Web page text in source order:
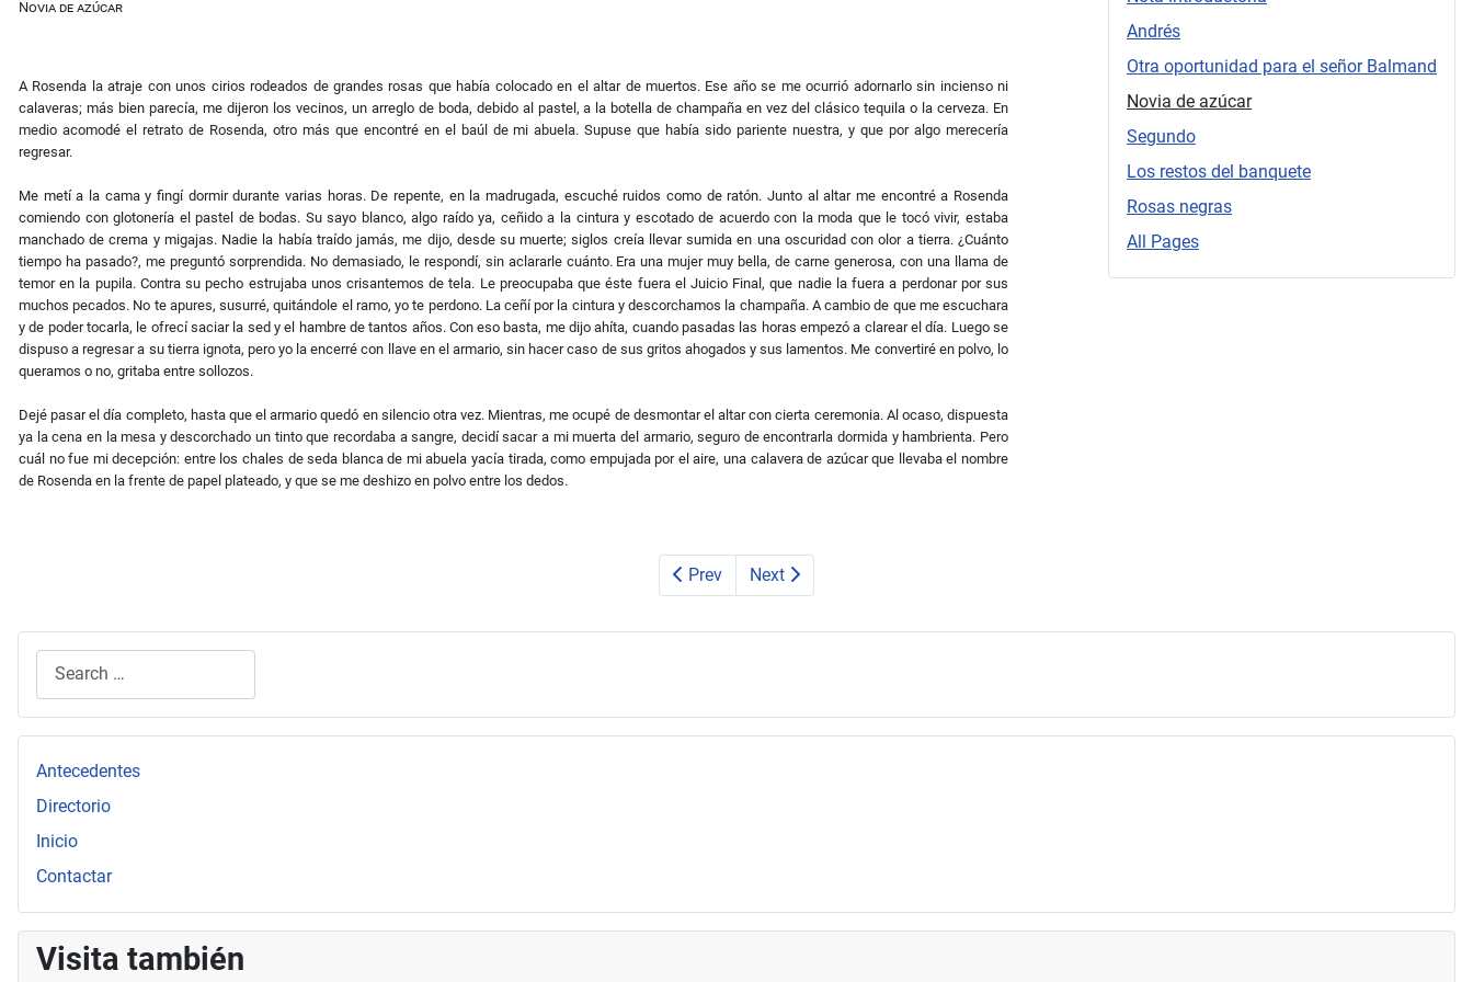
Andrés
Otra oportunidad para el señor Balmand
Novia de azúcar
Segundo
Los restos del banquete
Rosas negras
All Pages
Novia de azúcar
A Rosenda la atraje con unos cirios rodeados de grandes rosas que había colocado en el altar de muertos. Ese año se me ocurrió adornarlo sin incienso ni
calaveras; más bien parecía, me dijeron los vecinos, un arreglo de boda, debido al pastel, a la botella de champaña en vez del clásico tequila o la cerveza. En
medio acomodé el retrato de Rosenda, otro más que encontré en el baúl de mi abuela. Supuse que había sido pariente nuestra, y que por algo merecería
regresar.
Me metí a la cama y ﬁngí dormir durante varias horas. De repente, en la madrugada, escuché ruidos como de ratón. Junto al altar me encontré a Rosenda
comiendo con glotonería el pastel de bodas. Su sayo blanco, algo raído ya, ceñido a la cintura y escotado de acuerdo con la moda que le tocó vivir, estaba
manchado de crema y migajas. Nadie la había traído jamás, me dijo, desde su muerte; siglos creía llevar sumida en una oscuridad con olor a tierra. ¿Cuánto
tiempo ha pasado?, me preguntó sorprendida. No demasiado, le respondí, sin aclararle cuánto. Era una mujer muy bella, de carne generosa, con una llama de
temor en la pupila. Contra su pecho estrujaba unos crisantemos de tela. Le preocupaba que éste fuera el Juicio Final, que nadie la fuera a perdonar por sus
muchos pecados. No te apures, susurré, quitándole el ramo, yo te perdono. La ceñí por la cintura y descorchamos la champaña. A cambio de que me escuchara
y de poder tocarla, le ofrecí saciar la sed y el hambre de tantos años. Con eso basta, me dijo ahíta, cuando pasadas las horas empezó a clarear el día. Luego se
dispuso a regresar a su tierra ignota, pero yo la encerré con llave en el armario, sin hacer caso de sus gritos ahogados y sus lamentos. Me convertiré en polvo, lo
queramos o no, gritaba entre sollozos.
Dejé pasar el día completo, hasta que el armario quedó en silencio otra vez. Mientras, me ocupé de desmontar el altar con cierta ceremonia. Al ocaso, dispuesta
ya la cena en la mesa y descorchado un tinto que recordaba a sangre, decidí sacar a mi muerta del armario, seguro de encontrarla dormida y hambrienta. Pero
cuál no fue mi decepción: entre los chales de seda blanca de mi abuela yacía tirada, como empujada por el aire, una calavera de azúcar que llevaba el nombre
de Rosenda en la frente de papel plateado, y que se me deshizo en polvo entre los dedos.
Prev Next
Search
Antecedentes
Directorio
Inicio
Contactar
Visita también